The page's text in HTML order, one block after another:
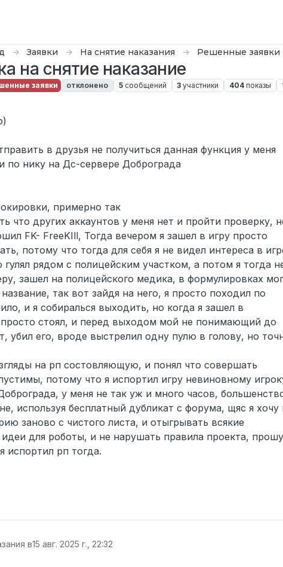
Заявки На снятие наказания Решенные заявки
на снятие наказание
заявки отклонено 5 сообщений 3 участники 404 показы
в друзья не получиться данная функция у меня
по нику на Дс-сервере Доброграда
примерно так
что других аккаунтов у меня нет и пройти проверку,
FK- FreeKIll, Тогда вечером я зашел в игру просто
потому что тогда для себя я не видел интереса в
рядом с полицейским участком, а потом я тогда
зашел на полицейского медика, в формулировках
так вот зайдя на него, я просто походил по
и я собиралься выходить, но когда я зашел в
просто стоял, и перед выходом мой не понимающий до
убил его, вроде выстрелил одну пулю в голову, но
на рп состовляющую, и понял что совершать
потому что я испортил игру невиновному
у меня не так уж и много часов,
используя бесплатный дубликат с форума, щяс я хочу
заново с чистого листа, и отыгрывать всякие
для роботы, и не нарушать правила проекта, прошу
испортил рп тогда.
в15 авг. 2025 г., 22:32